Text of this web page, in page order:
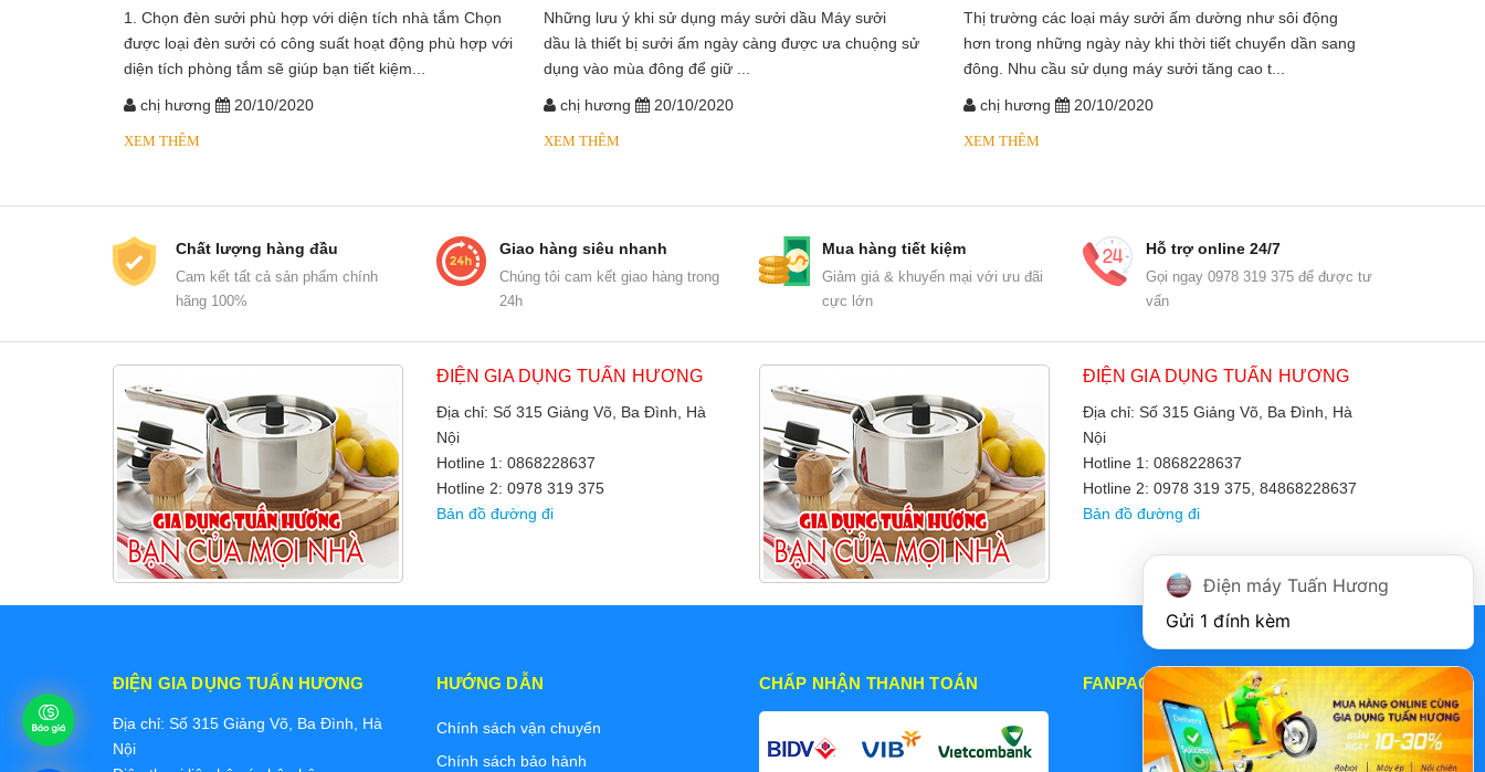
1. Chọn đèn sưởi phù hợp với diện tích nhà tắm Chọn
được loại đèn sưởi có công suất hoạt động phù hợp với
diện tích phòng tắm sẽ giúp bạn tiết kiệm...
chị hương 20/10/2020
XEM THÊM
​​​​​​Những lưu ý khi sử dụng máy sưởi dầu Máy sưởi
dầu là thiết bị sưởi ấm ngày càng được ưa chuộng sử
dụng vào mùa đông để giữ ...
chị hương 20/10/2020
XEM THÊM
Thị trường các loại máy sưởi ấm dường như sôi động
hơn trong những ngày này khi thời tiết chuyển dần sang
đông. Nhu cầu sử dụng máy sưởi tăng cao t...
chị hương 20/10/2020
XEM THÊM
Chất lượng hàng đầu
Cam kết tất cả sản phẩm chính
hãng 100%
Giao hàng siêu nhanh
Chúng tôi cam kết giao hàng trong
24h
Mua hàng tiết kiệm
Giảm giá & khuyến mại với ưu đãi
cực lớn
Hỗ trợ online 24/7
Gọi ngay 0978 319 375 để được tư
vấn
ĐIỆN GIA DỤNG TUẤN HƯƠNG
Địa chỉ: Số 315 Giảng Võ, Ba Đình, Hà
Nội
Hotline 1: 0868228637
Hotline 2: 0978 319 375
Bản đồ đường đi
ĐIỆN GIA DỤNG TUẤN HƯƠNG
Địa chỉ: Số 315 Giảng Võ, Ba Đình, Hà
Nội
Hotline 1: 0868228637
Hotline 2: 0978 319 375, 84868228637
Bản đồ đường đi
ĐIỆN GIA DỤNG TUẤN HƯƠNG
Địa chỉ: Số 315 Giảng Võ, Ba Đình, Hà
Nội
HƯỚNG DẪN
Chính sách vận chuyển
Chính sách bảo hành
CHẤP NHẬN THANH TOÁN FANPAGE
Điện máy Tuấn Hương
Gửi 1 đính kèm